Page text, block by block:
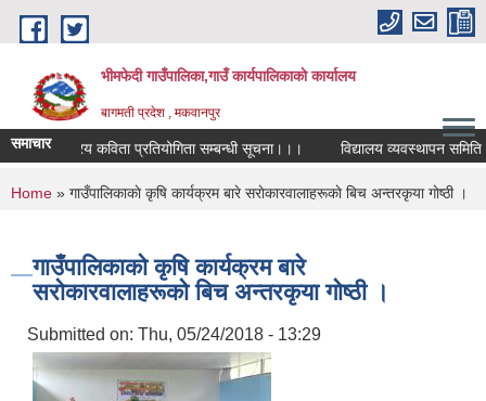
Skip to main content
भीमफेदी गाउँपालिका,गाउँ कार्यपालिकाकाे कार्यालय
बागमती प्रदेश , मकवानपुर
समाचार
राष्ट्रिय कविता प्रतियोगिता सम्बन्धी सूचना।।। विद्यालय व्यवस्थापन समिति
You are here
Home » गाउँपालिकाकाे कृषि कार्यक्रम बारे सराेकारवालाहरूकाे बिच अन्तरकृया गाेष्ठी ।
गाउँपालिकाकाे कृषि कार्यक्रम बारे
सराेकारवालाहरूकाे बिच अन्तरकृया गाेष्ठी ।
Submitted on: Thu, 05/24/2018 - 13:29